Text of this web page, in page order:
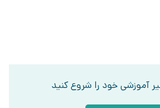
آموزشی خود را شروع کنید